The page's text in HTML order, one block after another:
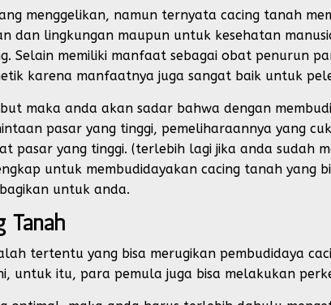
menggelikan, namun ternyata cacing tanah
dan lingkungan maupun untuk kesehatan
Selain memiliki manfaat sebagai obat penurun
karena manfaatnya juga sangat baik untuk
maka anda akan sadar bahwa dengan
pasar yang tinggi, pemeliharaannya yang
pasar yang tinggi. (terlebih lagi jika anda sudah
untuk membudidayakan cacing tanah yang
untuk anda.
Tanah
tertentu yang bisa merugikan pembudidaya
untuk itu, para pemula juga bisa melakukan